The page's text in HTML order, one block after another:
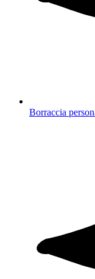
Borraccia